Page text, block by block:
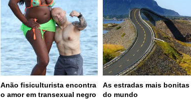
Anão fisiculturista encontra
o amor em transexual negro
As estradas mais bonitas
do mundo